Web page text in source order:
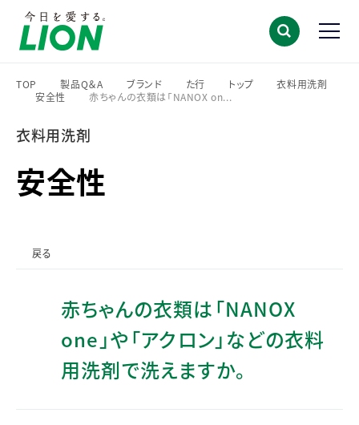
TOP
>
製品Q＆A
>
ブランド
>
た行
>
トップ
衣料用洗剤
安全性
赤ちゃんの衣類は「NANOX on...
衣料用洗剤
安全性
戻る
赤ちゃんの衣類は「NANOX
one」や「アクロン」などの衣料
用洗剤で洗えますか。